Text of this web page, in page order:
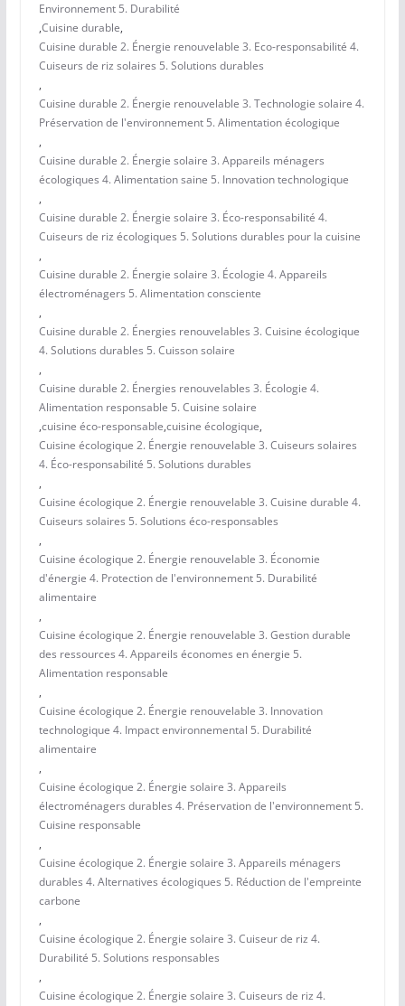
Environnement 5. Durabilité
,Cuisine durable,
Cuisine durable 2. Énergie renouvelable 3. Eco-responsabilité 4.
Cuiseurs de riz solaires 5. Solutions durables
,
Cuisine durable 2. Énergie renouvelable 3. Technologie solaire 4.
Préservation de l'environnement 5. Alimentation écologique
,
Cuisine durable 2. Énergie solaire 3. Appareils ménagers
écologiques 4. Alimentation saine 5. Innovation technologique
,
Cuisine durable 2. Énergie solaire 3. Éco-responsabilité 4.
Cuiseurs de riz écologiques 5. Solutions durables pour la cuisine
,
Cuisine durable 2. Énergie solaire 3. Écologie 4. Appareils
électroménagers 5. Alimentation consciente
,
Cuisine durable 2. Énergies renouvelables 3. Cuisine écologique
4. Solutions durables 5. Cuisson solaire
,
Cuisine durable 2. Énergies renouvelables 3. Écologie 4.
Alimentation responsable 5. Cuisine solaire
,cuisine éco-responsable,cuisine écologique,
Cuisine écologique 2. Énergie renouvelable 3. Cuiseurs solaires
4. Éco-responsabilité 5. Solutions durables
,
Cuisine écologique 2. Énergie renouvelable 3. Cuisine durable 4.
Cuiseurs solaires 5. Solutions éco-responsables
,
Cuisine écologique 2. Énergie renouvelable 3. Économie
d'énergie 4. Protection de l'environnement 5. Durabilité
alimentaire
,
Cuisine écologique 2. Énergie renouvelable 3. Gestion durable
des ressources 4. Appareils économes en énergie 5.
Alimentation responsable
,
Cuisine écologique 2. Énergie renouvelable 3. Innovation
technologique 4. Impact environnemental 5. Durabilité
alimentaire
,
Cuisine écologique 2. Énergie solaire 3. Appareils
électroménagers durables 4. Préservation de l'environnement 5.
Cuisine responsable
,
Cuisine écologique 2. Énergie solaire 3. Appareils ménagers
durables 4. Alternatives écologiques 5. Réduction de l'empreinte
carbone
,
Cuisine écologique 2. Énergie solaire 3. Cuiseur de riz 4.
Durabilité 5. Solutions responsables
,
Cuisine écologique 2. Énergie solaire 3. Cuiseurs de riz 4.